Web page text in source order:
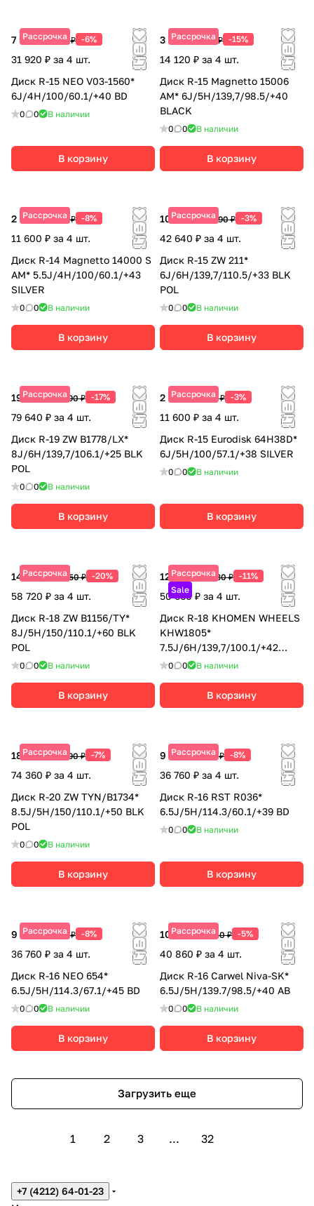
Рассрочка
7 980 ₽8 490 ₽ -6%
31 920 ₽ за 4 шт.
Диск R-15 NEO V03-1560*
6J/4H/100/60.1/+40 BD
0 0 В наличии
В корзину
Рассрочка
3 530 ₽4 150 ₽ -15%
14 120 ₽ за 4 шт.
Диск R-15 Magnetto 15006
AM* 6J/5H/139,7/98.5/+40
BLACK
0 0 В наличии
В корзину
Рассрочка
2 900 ₽3 150 ₽ -8%
11 600 ₽ за 4 шт.
Диск R-14 Magnetto 14000 S
AM* 5.5J/4H/100/60.1/+43
SILVER
0 0 В наличии
В корзину
Рассрочка
10 660 ₽10 990 ₽ -3%
42 640 ₽ за 4 шт.
Диск R-15 ZW 211*
6J/6H/139,7/110.5/+33 BLK
POL
0 0 В наличии
В корзину
Рассрочка
19 910 ₽23 990 ₽ -17%
79 640 ₽ за 4 шт.
Диск R-19 ZW B1778/LX*
8J/6H/139,7/106.1/+25 BLK
POL
0 0 В наличии
В корзину
Рассрочка
2 900 ₽2 990 ₽ -3%
11 600 ₽ за 4 шт.
Диск R-15 Eurodisk 64H38D*
6J/5H/100/57.1/+38 SILVER
0 0 В наличии
В корзину
Рассрочка
14 680 ₽18 350 ₽ -20%
58 720 ₽ за 4 шт.
Диск R-18 ZW B1156/TY*
8J/5H/150/110.1/+60 BLK
POL
0 0 В наличии
В корзину
Рассрочка
Sale
12 665 ₽14 230 ₽ -11%
50 660 ₽ за 4 шт.
Диск R-18 KHOMEN WHEELS
KHW1805*
7.5J/6H/139,7/100.1/+42
BLACK-FP
0 0 В наличии
В корзину
Рассрочка
18 590 ₽19 990 ₽ -7%
74 360 ₽ за 4 шт.
Диск R-20 ZW TYN/B1734*
8.5J/5H/150/110.1/+50 BLK
POL
0 0 В наличии
В корзину
Рассрочка
9 190 ₽9 990 ₽ -8%
36 760 ₽ за 4 шт.
Диск R-16 RST R036*
6.5J/5H/114.3/60.1/+39 BD
0 0 В наличии
В корзину
Рассрочка
9 190 ₽9 990 ₽ -8%
36 760 ₽ за 4 шт.
Диск R-16 NEO 654*
6.5J/5H/114.3/67.1/+45 BD
0 0 В наличии
В корзину
Рассрочка
10 215 ₽10 750 ₽ -5%
40 860 ₽ за 4 шт.
Диск R-16 Carwel Niva-SK*
6.5J/5H/139.7/98.5/+40 AB
0 0 В наличии
В корзину
Загрузить еще
1 2 3 ... 32
+7 (4212) 64-01-23